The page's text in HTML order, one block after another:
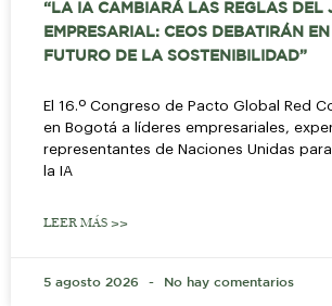
“LA IA CAMBIARÁ LAS REGLAS DEL
EMPRESARIAL: CEOS DEBATIRÁN
FUTURO DE LA SOSTENIBILIDAD”
El 16.º Congreso de Pacto Global Red
en Bogotá a líderes empresariales,
representantes de Naciones Unidas
la IA
LEER MÁS >>
5 agosto 2026 No hay comentarios